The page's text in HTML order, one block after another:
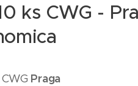
ks CWG -
Praga